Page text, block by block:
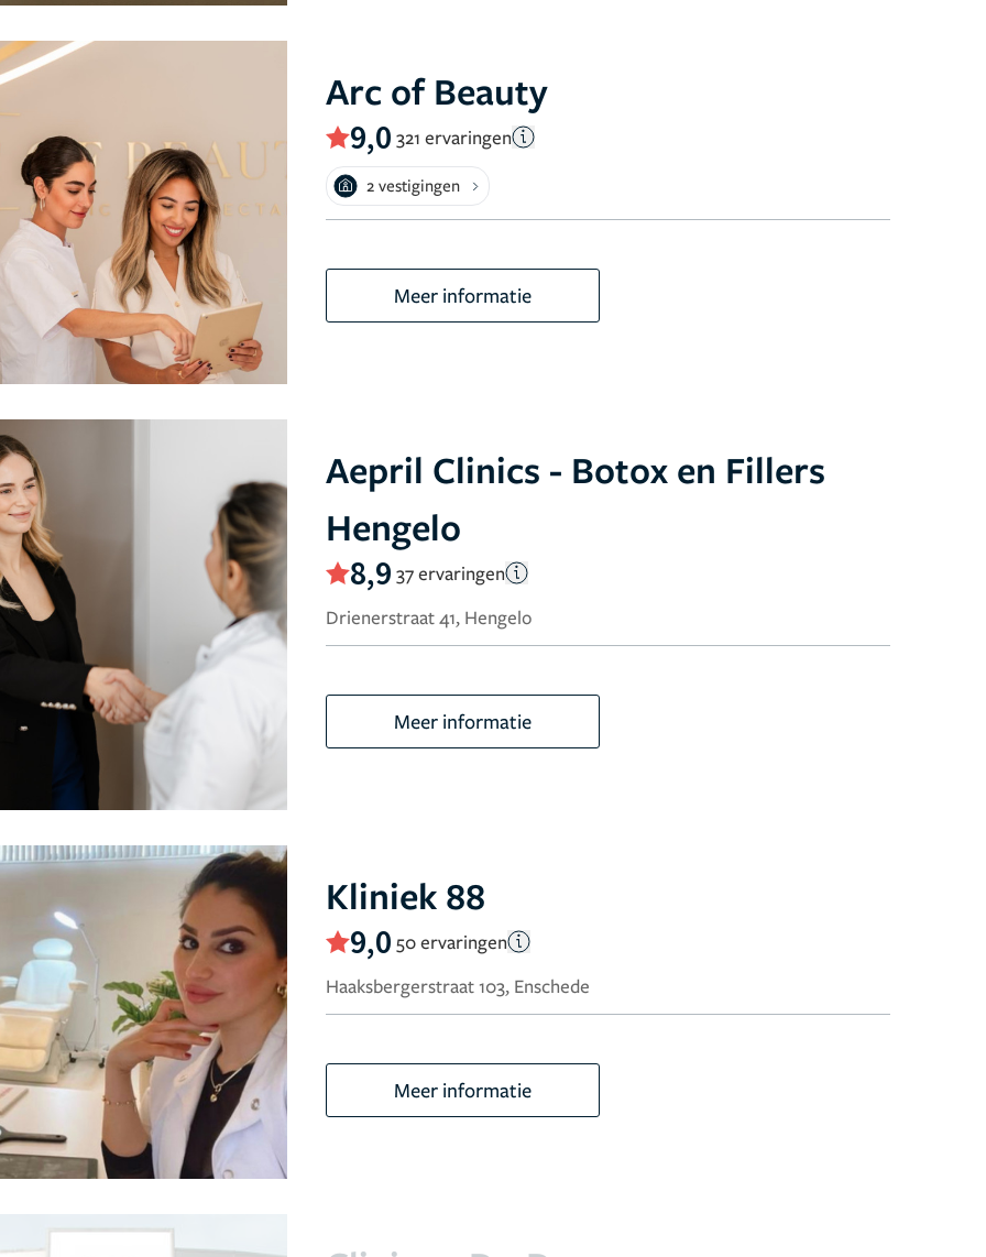
Arc of Beauty
9,0 321 ervaringen
2 vestigingen
Meer informatie
Aepril Clinics - Botox en Fillers
Hengelo
8,9 37 ervaringen
Drienerstraat 41, Hengelo
Meer informatie
Kliniek 88
9,0 50 ervaringen
Haaksbergerstraat 103, Enschede
Meer informatie